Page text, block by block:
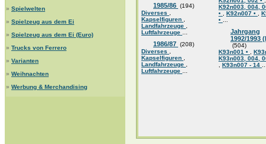
» Spielwelten
» Spielzeug aus dem Ei
» Spielzeug aus dem Ei (Euro)
» Trucks von Ferrero
» Varianten
» Weihnachten
» Werbung & Merchandising
1985/86 (194)
Diverses
Kapselfiguren
Landfahrzeuge
Luftfahrzeuge
1986/87 (208)
Diverses
Kapselfiguren
Landfahrzeuge
Luftfahrzeuge
K92n003, 004,
•
K92n007 •
•
Jahrgang
1992/1993
(504)
K93n001 •
K93n003, 004,
K93n007 - 14